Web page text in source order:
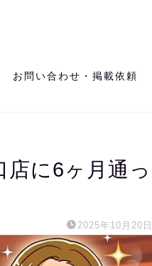
お問い合わせ・掲載依頼
店に6ヶ月通っ
2025年10月20日